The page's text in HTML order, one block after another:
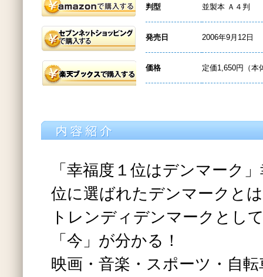
判型 並製本 Ａ４判
発売日 2006年9月12日
価格 定価1,650円（本
「幸福度１位はデンマーク
位に選ばれたデンマークと
トレンディデンマークとし
「今」が分かる！
映画・音楽・スポーツ・自